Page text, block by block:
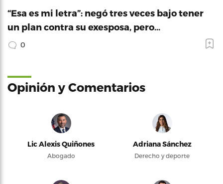
“Esa es mi letra”: negó tres veces bajo tener
un plan contra su exesposa, pero…
0
Opinión y Comentarios
Lic Alexis Quiñones
Abogado
Adriana Sánchez
Derecho y deporte